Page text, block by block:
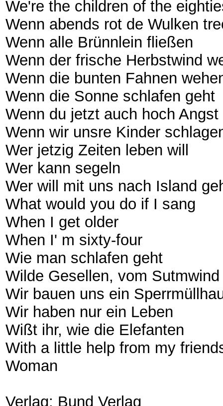
We're the children of the
Wenn abends rot de Wulken
Wenn alle Brünnlein fließen
Wenn der frische Herbstwind
Wenn die bunten Fahnen
Wenn die Sonne schlafen geht
Wenn du jetzt auch hoch Angst
Wenn wir unsre Kinder
Wer jetzig Zeiten leben will
Wer kann segeln
Wer will mit uns nach Island
What would you do if I sang
When I get older
When I' m sixty-four
Wie man schlafen geht
Wilde Gesellen, vom
Wir bauen uns ein
Wir haben nur ein Leben
Wißt ihr, wie die Elefanten
With a little help from my
Woman
Verlag: Bund Verlag